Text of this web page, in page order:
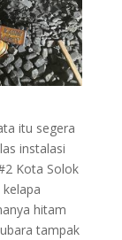
itu segera
instalasi
Kota Solok
hitam
tampak